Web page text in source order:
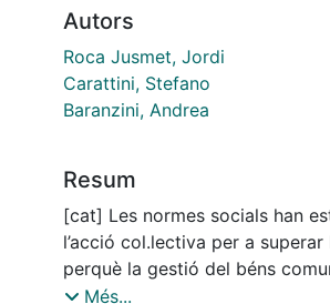
Autors
Roca Jusmet, Jordi
Carattini, Stefano
Baranzini, Andrea
Resum
[cat] Les normes socials han
l’acció col.lectiva per a
perquè la gestió del béns
quan s’autoregula per les
Més...